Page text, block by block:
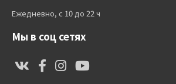
Ежедневно, с 10 до 22 ч
Мы в соц сетях